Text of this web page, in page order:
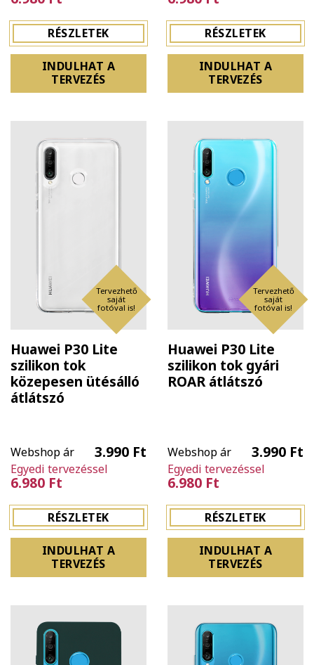
RÉSZLETEK
INDULHAT A
TERVEZÉS
RÉSZLETEK
INDULHAT A
TERVEZÉS
Tervezhető
saját
fotóval is!
Huawei P30 Lite
szilikon tok
közepesen ütésálló
átlátszó
Webshop ár 3.990 Ft
Egyedi tervezéssel
6.980 Ft
RÉSZLETEK
INDULHAT A
TERVEZÉS
Tervezhető
saját
fotóval is!
Huawei P30 Lite
szilikon tok gyári
ROAR átlátszó
Webshop ár 3.990 Ft
Egyedi tervezéssel
6.980 Ft
RÉSZLETEK
INDULHAT A
TERVEZÉS